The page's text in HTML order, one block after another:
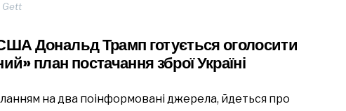
Gett
Дональд Трамп готується оголосити
план постачання зброї Україні
на два поінформовані джерела, йдеться про